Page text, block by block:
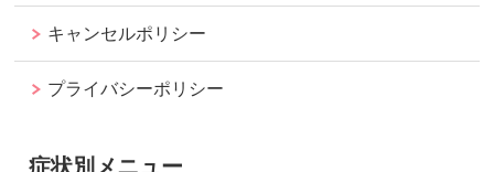
キャンセルポリシー
プライバシーポリシー
症状別メニュー